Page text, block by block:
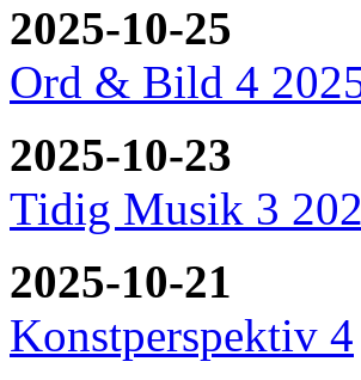
2025-10-25
Ord & Bild 4
2025-10-23
Tidig Musik 3
2025-10-21
Konstperspektiv 4